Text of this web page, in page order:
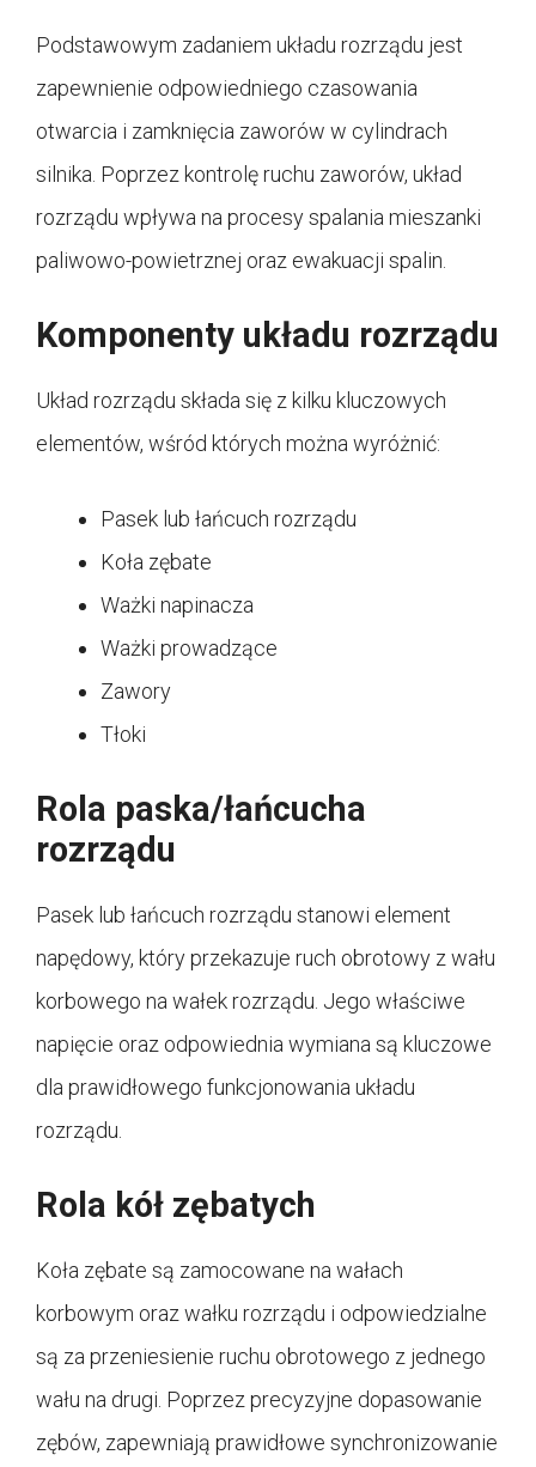
Podstawowym zadaniem układu rozrządu jest
zapewnienie odpowiedniego czasowania
otwarcia i zamknięcia zaworów w cylindrach
silnika. Poprzez kontrolę ruchu zaworów, układ
rozrządu wpływa na procesy spalania mieszanki
paliwowo-powietrznej oraz ewakuacji spalin.
Komponenty układu rozrządu
Układ rozrządu składa się z kilku kluczowych
elementów, wśród których można wyróżnić:
Pasek lub łańcuch rozrządu
Koła zębate
Ważki napinacza
Ważki prowadzące
Zawory
Tłoki
Rola paska/łańcucha
rozrządu
Pasek lub łańcuch rozrządu stanowi element
napędowy, który przekazuje ruch obrotowy z wału
korbowego na wałek rozrządu. Jego właściwe
napięcie oraz odpowiednia wymiana są kluczowe
dla prawidłowego funkcjonowania układu
rozrządu.
Rola kół zębatych
Koła zębate są zamocowane na wałach
korbowym oraz wałku rozrządu i odpowiedzialne
są za przeniesienie ruchu obrotowego z jednego
wału na drugi. Poprzez precyzyjne dopasowanie
zębów, zapewniają prawidłowe synchronizowanie